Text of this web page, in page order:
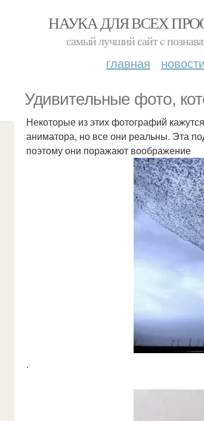
НАУКА ДЛЯ ВСЕХ
самый лучший сайт c
главная новости
Удивительные фото,
Некоторые из этих фотографий
аниматора, но все они реальны. Эта
поэтому они поражают воображение
.